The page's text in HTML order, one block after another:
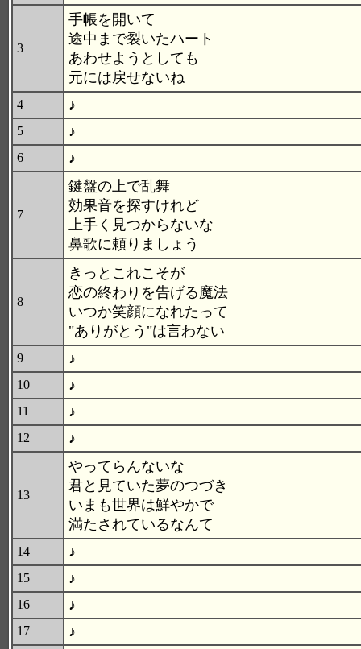
3
手帳を開いて
途中まで裂いたハート
あわせようとしても
元には戻せないね
4 ♪
5 ♪
6 ♪
7
鍵盤の上で乱舞
効果音を探すけれど
上手く見つからないな
鼻歌に頼りましょう
8
きっとこれこそが
恋の終わりを告げる魔法
いつか笑顔になれたって
"ありがとう"は言わない
9 ♪
10 ♪
11 ♪
12 ♪
13
やってらんないな
君と見ていた夢のつづき
いまも世界は鮮やかで
満たされているなんて
14 ♪
15 ♪
16 ♪
17 ♪